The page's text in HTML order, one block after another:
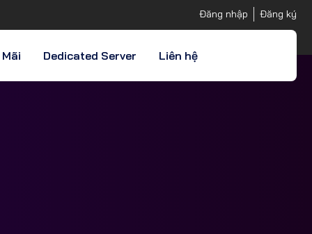
Đăng nhập Đăng ký
Dedicated Server Liên hệ